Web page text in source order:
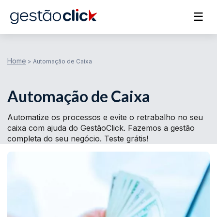
☰
Home > Automação de Caixa
Automação de Caixa
Automatize os processos e evite o retrabalho no seu
caixa com ajuda do GestãoClick. Fazemos a gestão
completa do seu negócio. Teste grátis!